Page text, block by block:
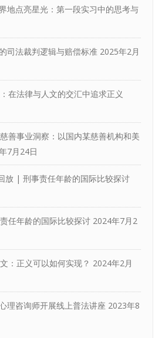
地点亮星光：第一段实习中的思考与
司法裁判逻辑与赔偿标准 2025年2月
在法律与人文的交汇中追求正义
善事业洞察：以国内某慈善机构和美
7月24日
放 | 刑事责任年龄的国际比较探讨
任年龄的国际比较探讨 2024年7月2
：正义可以如何实现？ 2024年2月
理咨询师开展线上普法讲座 2023年8